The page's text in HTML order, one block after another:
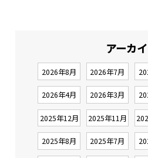
アーカ
2026年8月 2026年7月
2026年4月 2026年3月
2025年12月 2025年11月
2025年8月 2025年7月